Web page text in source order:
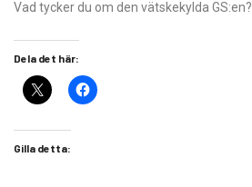
Vad tycker du om den vätskekylda GS:en?
Dela det här:
Gilla detta: